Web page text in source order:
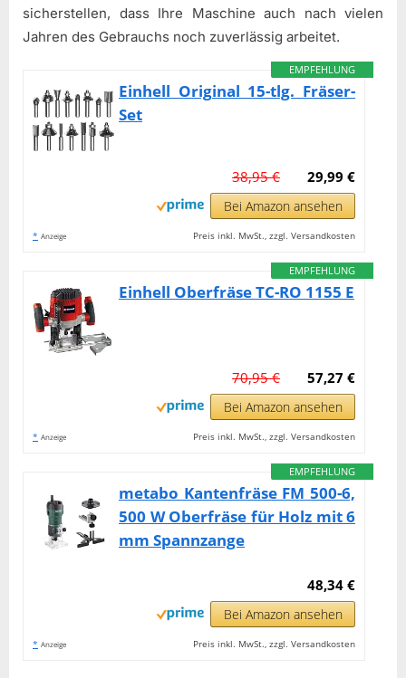
sicherstellen, dass Ihre Maschine auch nach vielen
Jahren des Gebrauchs noch zuverlässig arbeitet.
EMPFEHLUNG
Einhell Original 15-tlg. Fräser-
Set
29,99 €
38,95 €
Bei Amazon ansehen
* Anzeige Preis inkl. MwSt., zzgl. Versandkosten
EMPFEHLUNG
Einhell Oberfräse TC-RO 1155 E
57,27 €
70,95 €
Bei Amazon ansehen
* Anzeige Preis inkl. MwSt., zzgl. Versandkosten
EMPFEHLUNG
metabo Kantenfräse FM 500-6,
500 W Oberfräse für Holz mit 6
mm Spannzange
48,34 €
Bei Amazon ansehen
* Anzeige Preis inkl. MwSt., zzgl. Versandkosten